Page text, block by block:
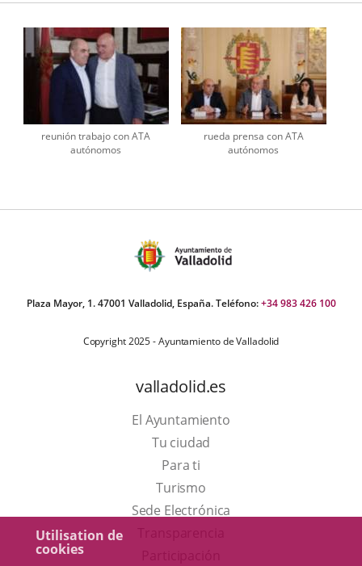
Utilisation de
cookies
reunión trabajo con ATA
autónomos
rueda prensa con ATA
autónomos
Plaza Mayor, 1. 47001 Valladolid, España. Teléfono:+34 983 426 100
Copyright 2025 - Ayuntamiento de Valladolid
valladolid.es
El Ayuntamiento
Tu ciudad
Para ti
TurismoEste
enlace
Sede Electrónica